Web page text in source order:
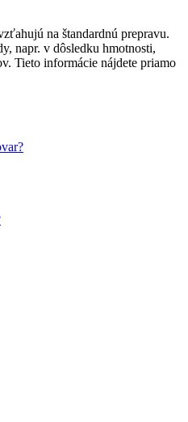
na štandardnú prepravu.
napr. v dôsledku hmotnosti,
Tieto informácie nájdete priamo